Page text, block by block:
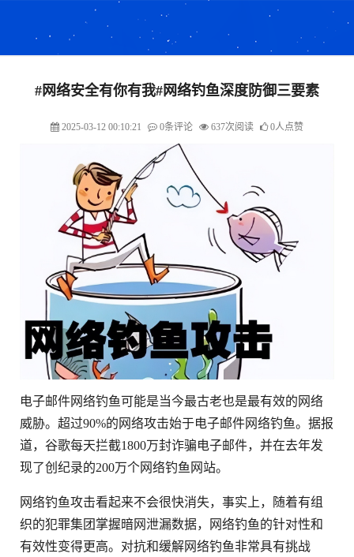
#网络安全有你有我#网络钓鱼深度防御三要素
2025-03-12 00:10:21 0条评论 637次阅读 0人点赞
电子邮件网络钓鱼可能是当今最古老也是最有效的网络
威胁。超过90%的网络攻击始于电子邮件网络钓鱼。据报
道，谷歌每天拦截1800万封诈骗电子邮件，并在去年发
现了创纪录的200万个网络钓鱼网站。
网络钓鱼攻击看起来不会很快消失，事实上，随着有组
织的犯罪集团掌握暗网泄漏数据，网络钓鱼的针对性和
有效性变得更高。对抗和缓解网络钓鱼非常具有挑战